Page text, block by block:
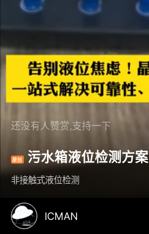
还没有人赞赏,支持一下
原创 污水箱液位检测方案
非接触式液位检测
ICMAN